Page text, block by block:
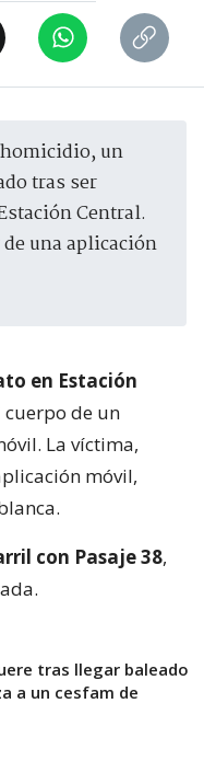
tras ser
Central.
una aplicación
en Estación
de un
La víctima,
móvil,
con Pasaje 38,
tras llegar baleado
a un cesfam de